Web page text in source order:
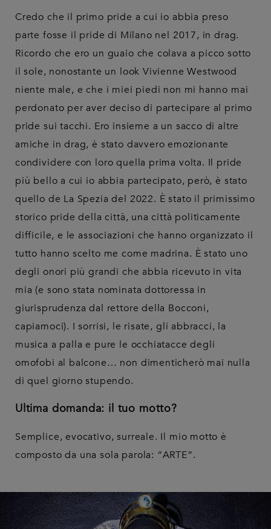
Credo che il primo pride a cui io abbia preso
parte fosse il pride di Milano nel 2017, in drag.
Ricordo che ero un guaio che colava a picco sotto
il sole, nonostante un look Vivienne Westwood
niente male, e che i miei piedi non mi hanno mai
perdonato per aver deciso di partecipare al primo
pride sui tacchi. Ero insieme a un sacco di altre
amiche in drag, è stato davvero emozionante
condividere con loro quella prima volta. Il pride
più bello a cui io abbia partecipato, però, è stato
quello de La Spezia del 2022. È stato il primissimo
storico pride della città, una città politicamente
difficile, e le associazioni che hanno organizzato il
tutto hanno scelto me come madrina. È stato uno
degli onori più grandi che abbia ricevuto in vita
mia (e sono stata nominata dottoressa in
giurisprudenza dal rettore della Bocconi,
capiamoci). I sorrisi, le risate, gli abbracci, la
musica a palla e pure le occhiatacce degli
omofobi al balcone… non dimenticherò mai nulla
di quel giorno stupendo.
Ultima domanda: il tuo motto?
Semplice, evocativo, surreale. Il mio motto è
composto da una sola parola: “ARTE”.